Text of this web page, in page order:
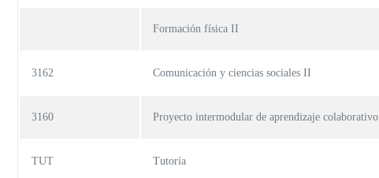
Formación física II
3162 Comunicación y ciencias sociales II
3160 Proyecto intermodular de aprendizaje colaborativo
TUT Tutoría